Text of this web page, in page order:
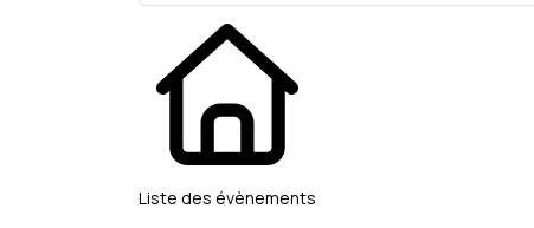
Liste des évènements